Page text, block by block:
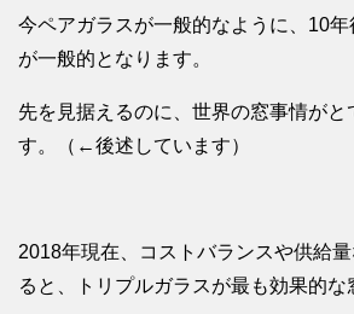
今ペアガラスが一般的なように、10
が一般的となります。
先を見据えるのに、世界の窓事情がと
す。（←後述しています）
2018年現在、コストバランスや供給
ると、トリプルガラスが最も効果的な